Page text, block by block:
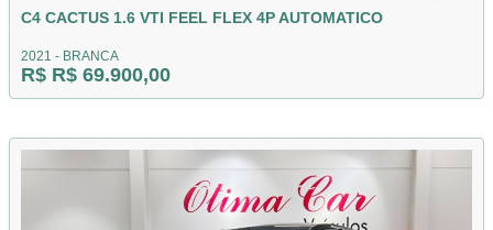
C4 CACTUS 1.6 VTI FEEL FLEX 4P AUTOMATICO
2021 - BRANCA
R$ R$ 69.900,00